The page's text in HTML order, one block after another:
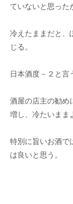
ていないと思った
冷えたままだと、
じる。
日本酒度－２と言
酒屋の店主の勧め
増し、冷たいまま
特別に旨いお酒で
は良いと思う。